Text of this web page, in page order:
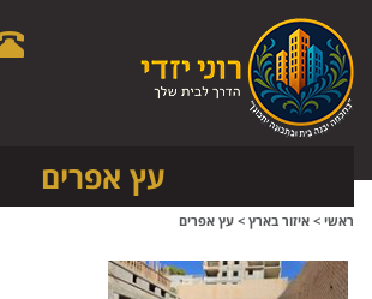
נגישות
עץ אפרים
ראשי > איזור בארץ > עץ אפרים